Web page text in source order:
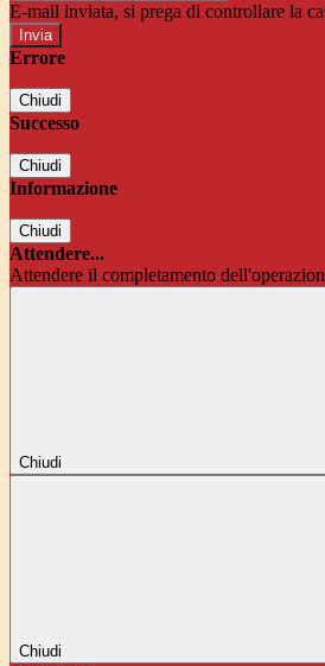
E-mail inviata, si prega di controllare la
Errore
Chiudi
Successo
Chiudi
Informazione
Chiudi
Attendere...
Attendere il completamento
Chiudi
Chiudi